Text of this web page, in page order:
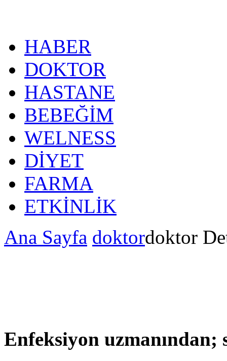
HABER
DOKTOR
HASTANE
BEBEĞİM
WELNESS
DİYET
FARMA
ETKİNLİK
Ana Sayfa doktordoktor
Enfeksiyon uzmanından;